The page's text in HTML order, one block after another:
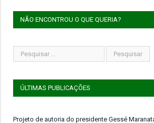
NÃO ENCONTROU O QUE QUERIA?
ÚLTIMAS PUBLICAÇÕES
Projeto de autoria do presidente Gessé